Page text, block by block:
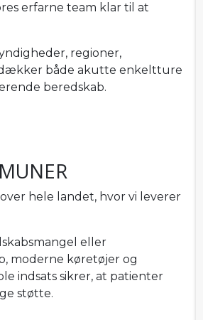
erfarne team klar til at
regioner,
dækker både akutte enkeltture
beredskab.
hele landet, hvor vi leverer
eller
moderne køretøjer og
indsats sikrer, at patienter
støtte.